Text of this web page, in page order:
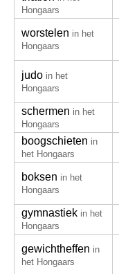
Hongaars
worstelen in het
Hongaars
judo in het
Hongaars
schermen in het
Hongaars
boogschieten in
het Hongaars
boksen in het
Hongaars
gymnastiek in het
Hongaars
gewichtheffen in
het Hongaars